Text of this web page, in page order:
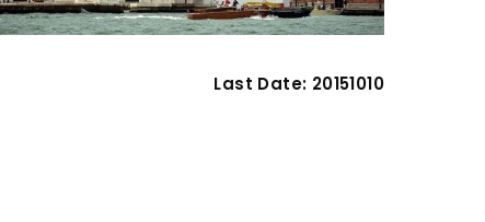
Last Date: 20151010